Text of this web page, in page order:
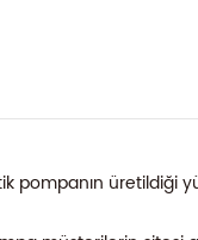
pompanın üretildiği